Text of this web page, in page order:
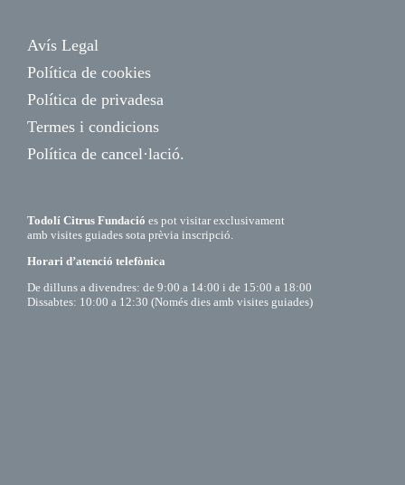
Avís Legal
Política de cookies
Política de privadesa
Termes i condicions
Política de cancel·lació.
Todolí Citrus Fundació es pot visitar exclusivament
amb visites guiades sota prèvia inscripció.
Horari d’atenció telefònica
De dilluns a divendres: de 9:00 a 14:00 i de 15:00 a 18:00
Dissabtes: 10:00 a 12:30 (Només dies amb visites guiades)